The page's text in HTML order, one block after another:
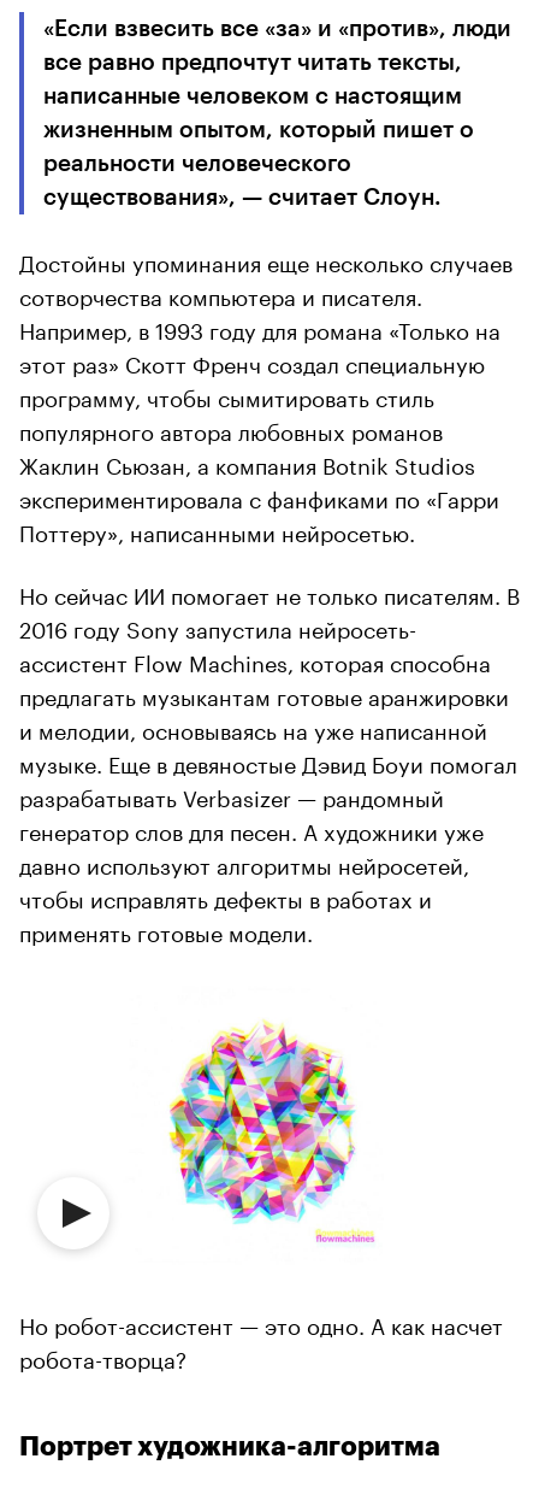
«Если взвесить все «за» и «против», люди
все равно предпочтут читать тексты,
написанные человеком с настоящим
жизненным опытом, который пишет о
реальности человеческого
существования», — считает Слоун.
Достойны упоминания еще несколько случаев
сотворчества компьютера и писателя.
Например, в 1993 году для романа «Только на
этот раз» Скотт Френч создал специальную
программу, чтобы сымитировать стиль
популярного автора любовных романов
Жаклин Сьюзан, а компания Botnik Studios
экспериментировала с фанфиками по «Гарри
Поттеру», написанными нейросетью.
Но сейчас ИИ помогает не только писателям. В
2016 году Sony запустила нейросеть-
ассистент Flow Machines, которая способна
предлагать музыкантам готовые аранжировки
и мелодии, основываясь на уже написанной
музыке. Еще в девяностые Дэвид Боуи помогал
разрабатывать Verbasizer — рандомный
генератор слов для песен. А художники уже
давно используют алгоритмы нейросетей,
чтобы исправлять дефекты в работах и
применять готовые модели.
Но робот-ассистент — это одно. А как насчет
робота-творца?
Портрет художника-алгоритма